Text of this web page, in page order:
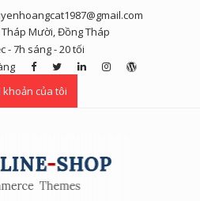
Tháp Mười, Đồng Tháp
- 7h sáng - 20 tối
khoản của tôi